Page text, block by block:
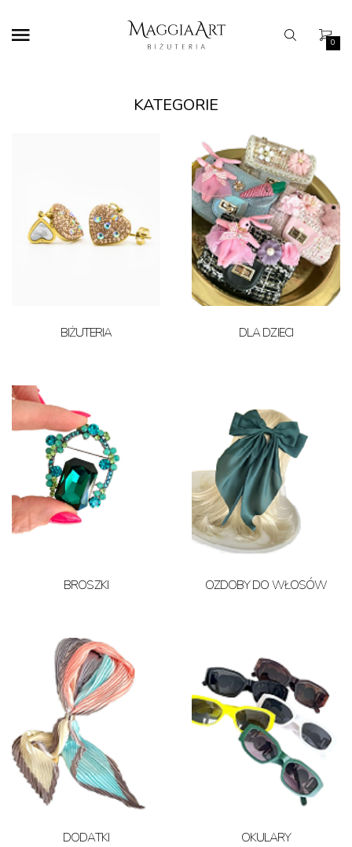
0
KATEGORIE
BIŻUTERIA DLA DZIECI
BROSZKI OZDOBY DO WŁOSÓW
DODATKI OKULARY